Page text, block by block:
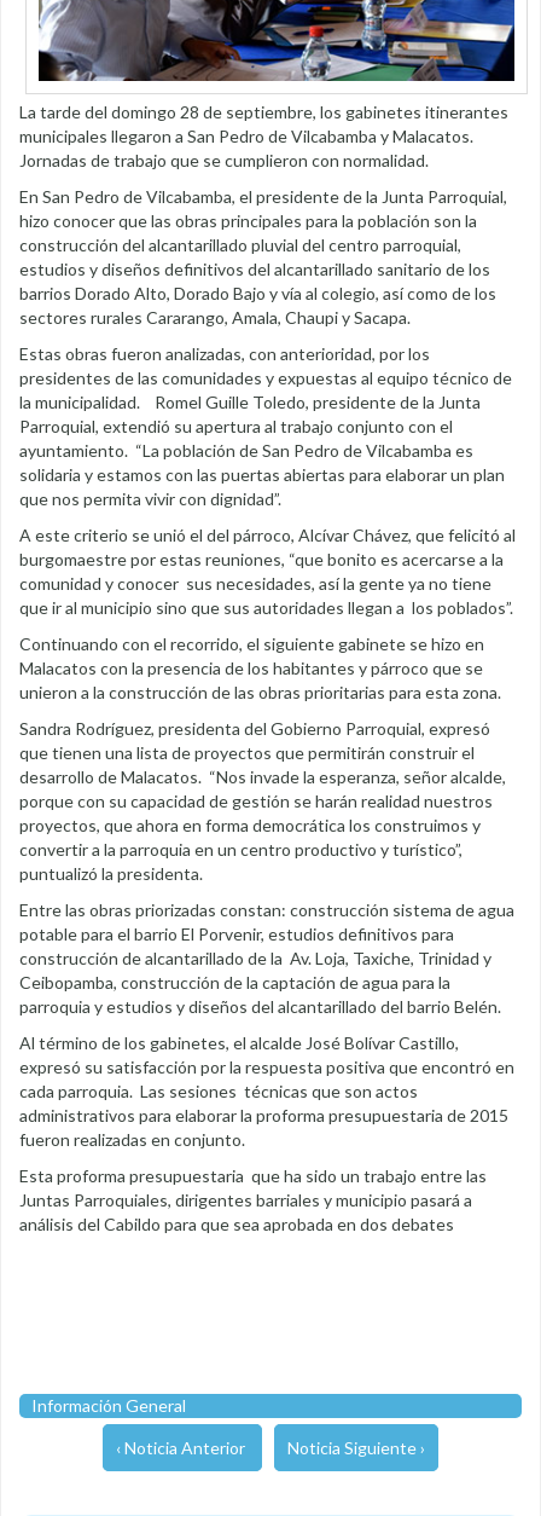
La tarde del domingo 28 de septiembre, los gabinetes itinerantes
municipales llegaron a San Pedro de Vilcabamba y Malacatos.
Jornadas de trabajo que se cumplieron con normalidad.
En San Pedro de Vilcabamba, el presidente de la Junta Parroquial,
hizo conocer que las obras principales para la población son la
construcción del alcantarillado pluvial del centro parroquial,
estudios y diseños definitivos del alcantarillado sanitario de los
barrios Dorado Alto, Dorado Bajo y vía al colegio, así como de los
sectores rurales Cararango, Amala, Chaupi y Sacapa.
Estas obras fueron analizadas, con anterioridad, por los
presidentes de las comunidades y expuestas al equipo técnico de
la municipalidad. Romel Guille Toledo, presidente de la Junta
Parroquial, extendió su apertura al trabajo conjunto con el
ayuntamiento. “La población de San Pedro de Vilcabamba es
solidaria y estamos con las puertas abiertas para elaborar un plan
que nos permita vivir con dignidad”.
A este criterio se unió el del párroco, Alcívar Chávez, que felicitó al
burgomaestre por estas reuniones, “que bonito es acercarse a la
comunidad y conocer sus necesidades, así la gente ya no tiene
que ir al municipio sino que sus autoridades llegan a los poblados”.
Continuando con el recorrido, el siguiente gabinete se hizo en
Malacatos con la presencia de los habitantes y párroco que se
unieron a la construcción de las obras prioritarias para esta zona.
Sandra Rodríguez, presidenta del Gobierno Parroquial, expresó
que tienen una lista de proyectos que permitirán construir el
desarrollo de Malacatos. “Nos invade la esperanza, señor alcalde,
porque con su capacidad de gestión se harán realidad nuestros
proyectos, que ahora en forma democrática los construimos y
convertir a la parroquia en un centro productivo y turístico”,
puntualizó la presidenta.
Entre las obras priorizadas constan: construcción sistema de agua
potable para el barrio El Porvenir, estudios definitivos para
construcción de alcantarillado de la Av. Loja, Taxiche, Trinidad y
Ceibopamba, construcción de la captación de agua para la
parroquia y estudios y diseños del alcantarillado del barrio Belén.
Al término de los gabinetes, el alcalde José Bolívar Castillo,
expresó su satisfacción por la respuesta positiva que encontró en
cada parroquia. Las sesiones técnicas que son actos
administrativos para elaborar la proforma presupuestaria de 2015
fueron realizadas en conjunto.
Esta proforma presupuestaria que ha sido un trabajo entre las
Juntas Parroquiales, dirigentes barriales y municipio pasará a
análisis del Cabildo para que sea aprobada en dos debates
Información General
‹ Noticia Anterior Noticia Siguiente ›